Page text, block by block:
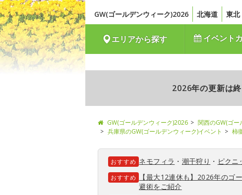
GW(ゴールデンウィーク)2026 北海道 東北
エリアから探す イベント
2026年の更新は
GW(ゴールデンウィーク)2026 関西のGW(ゴー
兵庫県のGW(ゴールデンウィーク)イベント
柿
おすすめ ネモフィラ ・ 潮干狩り ・ ピクニ
おすすめ
【最大12連休も】2026年のゴ
避術をご紹介